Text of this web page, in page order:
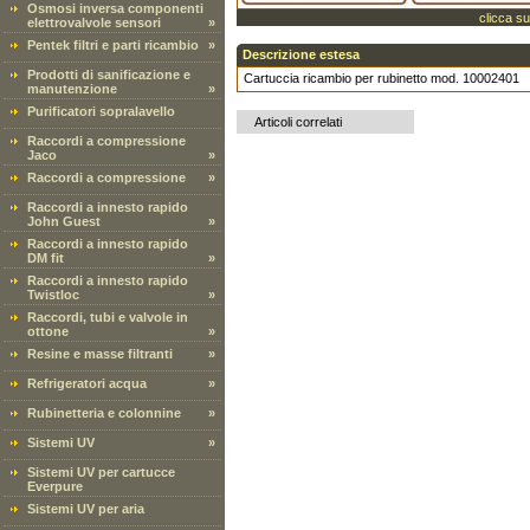
Osmosi inversa componenti
elettrovalvole sensori
»
Pentek filtri e parti ricambio
»
Prodotti di sanificazione e
manutenzione
»
Purificatori sopralavello
Raccordi a compressione
Jaco
»
Raccordi a compressione
»
Raccordi a innesto rapido
John Guest
»
Raccordi a innesto rapido
DM fit
»
Raccordi a innesto rapido
Twistloc
»
Raccordi, tubi e valvole in
ottone
»
Resine e masse filtranti
»
Refrigeratori acqua »
Rubinetteria e colonnine »
Sistemi UV »
Sistemi UV per cartucce
Everpure
Sistemi UV per aria
clicca
Descrizione estesa
Cartuccia ricambio per rubinetto mod. 10002401
Articoli correlati